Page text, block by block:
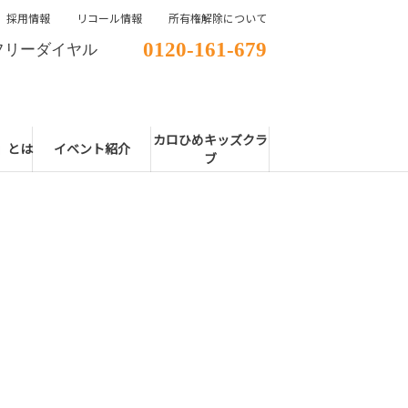
リーダイヤル 0120-161-679
とは イベント紹介
カロひめキッズクラ
ブ
採用情報 リコール情報 所有権解除について